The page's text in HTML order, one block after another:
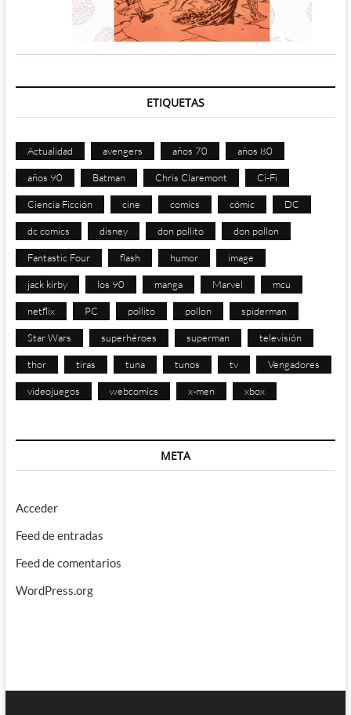
ETIQUETAS
Actualidad avengers años 70 años 80
años 90 Batman Chris Claremont Ci-Fi
Ciencia Ficción cine comics cómic DC
dc comics disney don pollito don pollon
Fantastic Four flash humor image
jack kirby los 90 manga Marvel mcu
netflix PC pollito pollon spiderman
Star Wars superhéroes superman televisión
thor tiras tuna tunos tv Vengadores
videojuegos webcomics x-men xbox
META
Acceder
Feed de entradas
Feed de comentarios
WordPress.org